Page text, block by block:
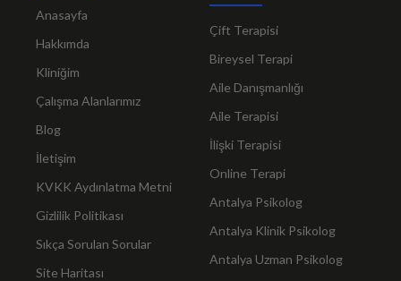
Anasayfa
Hakkımda
Kliniğim
Çalışma Alanlarımız
Blog
İletişim
KVKK Aydınlatma Metni
Gizlilik Politikası
Sıkça Sorulan Sorular
Site Haritası
Çift Terapisi
Bireysel Terapi
Aile Danışmanlığı
Aile Terapisi
İlişki Terapisi
Online Terapi
Antalya Psikolog
Antalya Klinik Psikolog
Antalya Uzman Psikolog